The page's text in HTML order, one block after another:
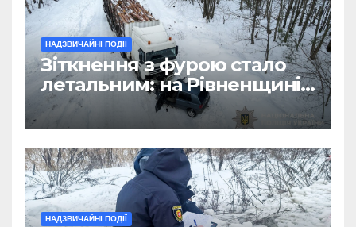
НАДЗВИЧАЙНІ ПОДІЇ
Зіткнення з фурою стало
летальним: на Рівненщині
загинув водій легковика
НАДЗВИЧАЙНІ ПОДІЇ